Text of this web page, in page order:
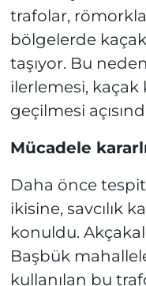
trafolar,
bölgelerde
taşıyor. Bu
ilerlemesi, kaçak
geçilmesi
Mücadele
Daha önce
ikisine, savcılık
konuldu.
Başbük
kullanılan bu